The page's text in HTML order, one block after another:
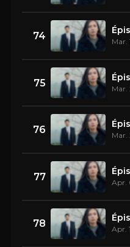
74 Mar.
75 Mar.
76 Mar.
77 Apr.
78 Apr.